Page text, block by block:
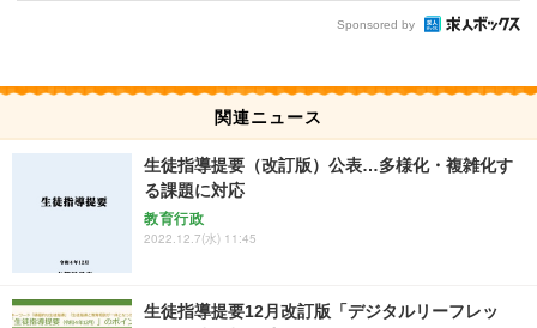
Sponsored by
関連ニュース
生徒指導提要（改訂版）公表…多様化・複雑化す
る課題に対応
教育行政
2022.12.7(水) 11:45
生徒指導提要12月改訂版「デジタルリーフレッ